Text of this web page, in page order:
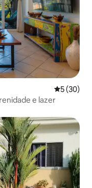
5 de uma
5 (30)
e lazer